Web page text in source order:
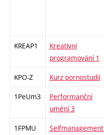
KREAP1
Kreativní
programování 1
KPO-Z Kurz pornostudií
1PeUm3
Performanční
umění 3
1FPMU
Selfmanagement